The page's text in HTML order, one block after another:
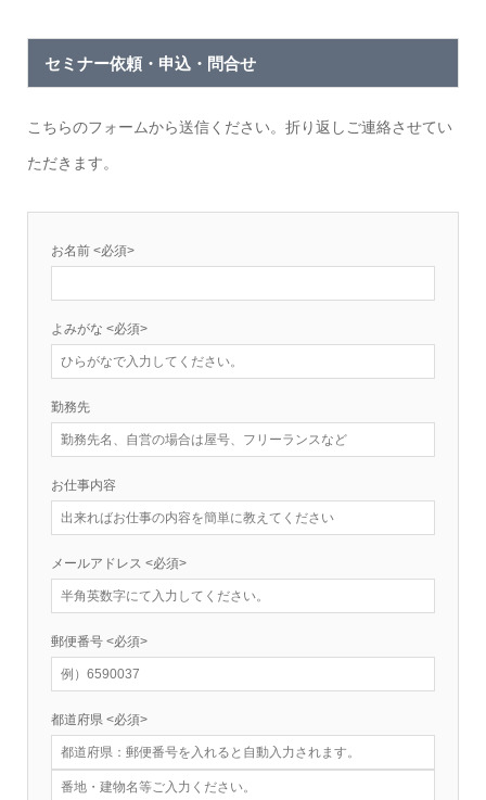
セミナー依頼・申込・問合せ
こちらのフォームから送信ください。折り返しご連絡させてい
ただきます。
お名前<必須>
よみがな <必須>
勤務先
お仕事内容
メールアドレス <必須>
郵便番号<必須>
都道府県<必須>